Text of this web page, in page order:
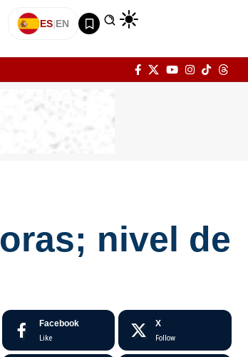
ES|EN
nivel de
Facebook
Like
X
Follow